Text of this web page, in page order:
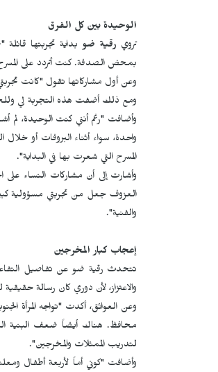
الوحيدة بين كل الفرق
تروي رقية ضو بداية تجربتها
بمحض الصدفة. كنت أتردد على
وعن أول مشاركاتها تقول "كانت
ومع ذلك أضفت هذه التجربة لي
وأضافت "رغم أنني كنت الوحيدة، لم
واحدة، سواء أثناء البروفات أو
المسرح التي شعرت بها في البداية".
وأشارت إلى أن مشاركات النساء على
العزوف جعل من تجربتي مسؤولية
والفنية".
إعجاب كبار المخرجين
تتحدث رقية ضو عن تفاصيل التفاعل
والاعتزاز، لأن دوري كان رسالة
وعن العوائق، أكدت "تواجه المرأة
محافظ. هناك أيضاً ضعف البنية
لتدريب الممثلات والمخرجين".
وأضافت "كوني أماً لأربعة أطفال